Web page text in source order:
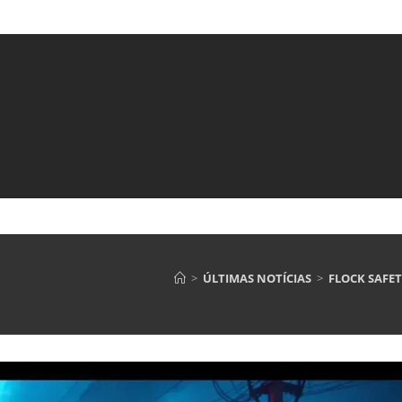
> ÚLTIMAS NOTÍCIAS > FLOCK